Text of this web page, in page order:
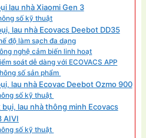
lau nhà Xiaomi Gen 3
số kỹ thuật
lau nhà Ecovacs Deebot DD35
độ làm sạch đa dạng
nghệ cảm biến linh hoạt
soát dễ dàng với ECOVACS APP
số sản phẩm
lau nhà Ecovac Deebot Ozmo 900
số kỹ thuật
lau nhà thông minh Ecovacs
AIVI
số kỹ thuật